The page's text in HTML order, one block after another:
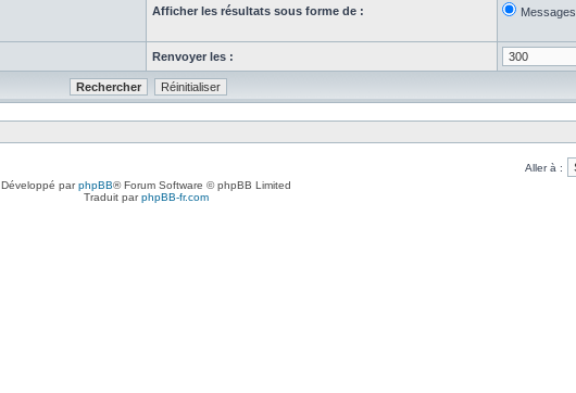
Afficher les résultats sous forme de : Messages
Renvoyer les :
Aller à :
Développé parphpBB® Forum Software © phpBB Limited
Traduit parphpBB-fr.com